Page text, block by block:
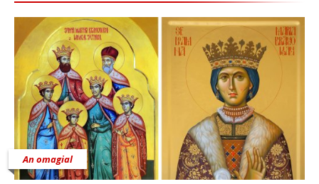
An omagial